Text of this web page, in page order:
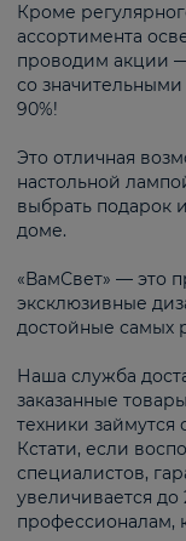
Кроме
ассортимента
проводим акции
со
90%!
Это отличная
настольной
выбрать подарок
доме.
«ВамСвет» — это
эксклюзивные
достойные самых
Наша служба
заказанные
техники
Кстати, если
специалистов,
увеличивается до
профессионалам,